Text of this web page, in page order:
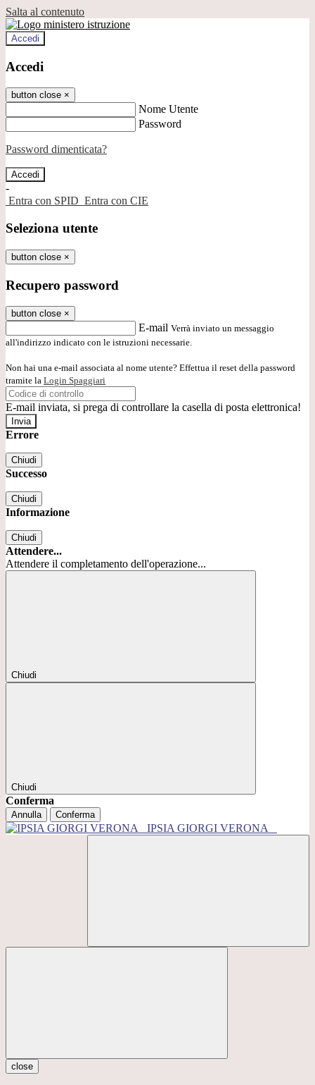
Salta al contenuto
Accedi
Accedi
button close ×
Nome Utente
Password
Password dimenticata?
-
Entra con SPID Entra con CIE
Seleziona utente
button close ×
Recupero password
button close ×
E-mail Verrà inviato un messaggio
all'indirizzo indicato con le istruzioni necessarie.
Non hai una e-mail associata al nome utente? Effettua il reset della password
tramite la Login Spaggiari
E-mail inviata, si prega di controllare la casella di posta elettronica!
Errore
Chiudi
Successo
Chiudi
Informazione
Chiudi
Attendere...
Attendere il completamento dell'operazione...
Chiudi
Chiudi
Conferma
Annulla Conferma
IPSIA GIORGI VERONA
close